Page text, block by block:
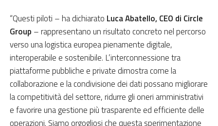
“Questi piloti – ha dichiarato Luca Abatello, CEO di Circle
Group – rappresentano un risultato concreto nel percorso
verso una logistica europea pienamente digitale,
interoperabile e sostenibile. L’interconnessione tra
piattaforme pubbliche e private dimostra come la
collaborazione e la condivisione dei dati possano migliorare
la competitività del settore, ridurre gli oneri amministrativi
e favorire una gestione più trasparente ed efficiente delle
operazioni. Siamo orgogliosi che questa sperimentazione